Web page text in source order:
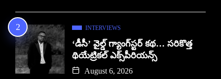
INTERVIEWS
‘డీసీ’ వైల్డ్ గ్యాంగ్‌స్టర్ కథ… సరికొత్త
థియేట్రికల్ ఎక్స్‌పీరియన్స్
August 6, 2026